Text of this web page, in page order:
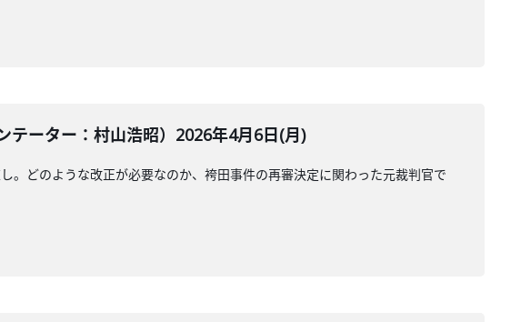
テーター：村山浩昭）2026年4月6日(月)
どのような改正が必要なのか、袴田事件の再審決定に関わった元裁判官で